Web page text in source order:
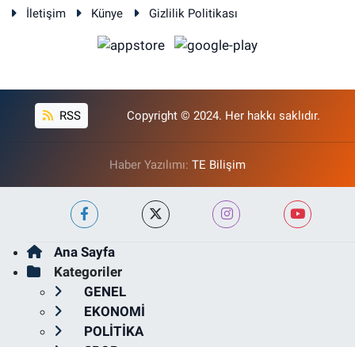
İletişim Künye Gizlilik Politikası
RSS Copyright © 2024. Her hakkı saklıdır.
Haber Yazılımı: TE Bilişim
Ana Sayfa
Kategoriler
GENEL
EKONOMİ
POLİTİKA